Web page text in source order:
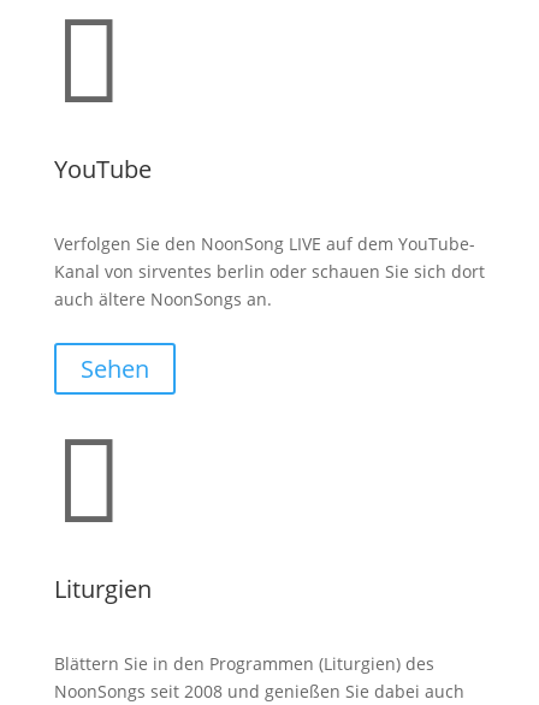

YouTube
Verfolgen Sie den NoonSong LIVE auf dem YouTube-
Kanal von sirventes berlin oder schauen Sie sich dort
auch ältere NoonSongs an.
Sehen

Liturgien
Blättern Sie in den Programmen (Liturgien) des
NoonSongs seit 2008 und genießen Sie dabei auch